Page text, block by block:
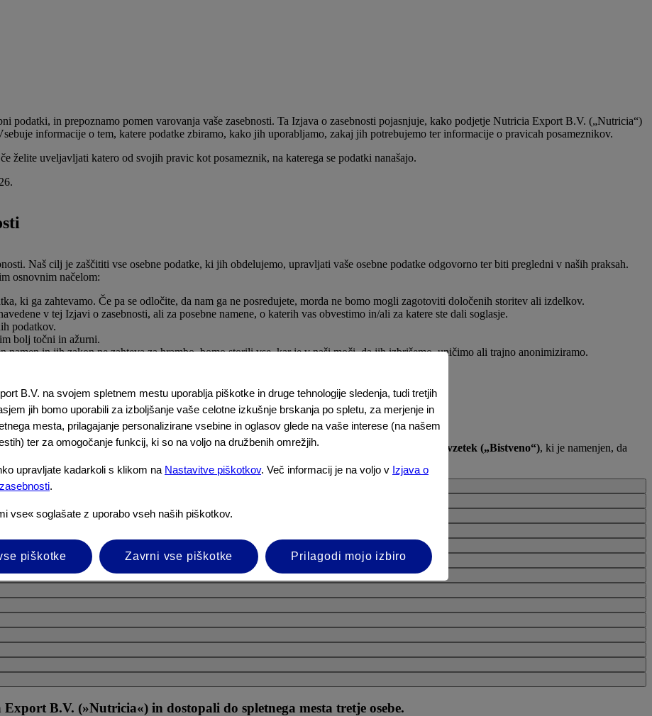
podatki, in prepoznamo pomen varovanja vaše zasebnosti. Ta Izjava o zasebnosti pojasnjuje, kako podjetje Nutricia Export B.V. („Nutricia“)
informacije o tem, katere podatke zbiramo, kako jih uporabljamo, zakaj jih potrebujemo ter informacije o pravicah posameznikov.
želite uveljavljati katero od svojih pravic kot posameznik, na katerega se podatki nanašajo.
Naš cilj je zaščititi vse osebne podatke, ki jih obdelujemo, upravljati vaše osebne podatke odgovorno ter biti pregledni v naših praksah.
osnovnim načelom:
ki ga zahtevamo. Če pa se odločite, da nam ga ne posredujete, morda ne bomo mogli zagotoviti določenih storitev ali izdelkov.
v tej Izjavi o zasebnosti, ali za posebne namene, o katerih vas obvestimo in/ali za katere ste dali soglasje.
podatkov.
bolj točni in ažurni.
namen in jih zakon ne zahteva za hrambo, bomo storili vse, kar je v naši moči, da jih izbrišemo, uničimo ali trajno anonimiziramo.
ali razkriti razen, kot je opisano v tej Izjavi o zasebnosti.
podatki (povezave vodijo do podrobnejših informacij). Vsaka tema vključuje tudi kratek povzetek („Bistveno“), ki je namenjen, da
B.V. (»Nutricia«) in dostopali do spletnega mesta tretje osebe.
B.V. na svojem spletnem mestu uporablja piškotke in druge tehnologije sledenja, tudi tretjih
jih bomo uporabili za izboljšanje vaše celotne izkušnje brskanja po spletu, za merjenje in
mesta, prilagajanje personalizirane vsebine in oglasov glede na vaše interese (na našem
ter za omogočanje funkcij, ki so na voljo na družbenih omrežjih.
upravljate kadarkoli s klikom na Nastavitve piškotkov. Več informacij je na voljo v Izjava o
.
vse« soglašate z uporabo vseh naših piškotkov.
piškotke Zavrni vse piškotke Prilagodi mojo izbiro